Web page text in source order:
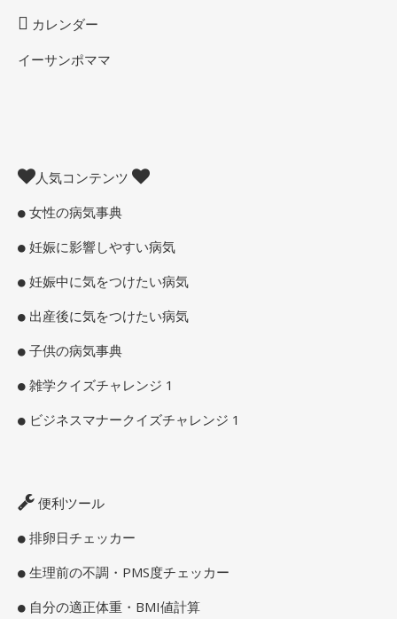
カレンダー
イーサンポママ
人気コンテンツ
女性の病気事典
妊娠に影響しやすい病気
妊娠中に気をつけたい病気
出産後に気をつけたい病気
子供の病気事典
雑学クイズチャレンジ 1
ビジネスマナークイズチャレンジ 1
便利ツール
排卵日チェッカー
生理前の不調・PMS度チェッカー
自分の適正体重・BMI値計算